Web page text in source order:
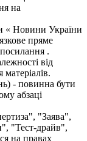
на
« Новини України
пряме
.
від
- повинна бути
абзаці
"Заява",
"Тест-драйв",
на правах